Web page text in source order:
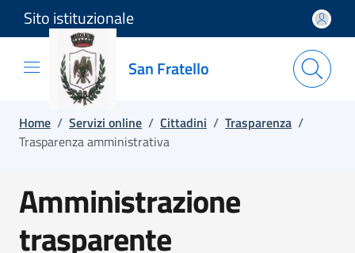
Salta e vai al contenuto
Salta e vai al footer
Sito istituzionale
San Fratello
Home / Servizi online / Cittadini / Trasparenza /
Trasparenza amministrativa
Amministrazione
trasparente